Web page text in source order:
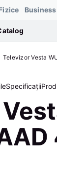
Business
Televizor Vesta
Specificații